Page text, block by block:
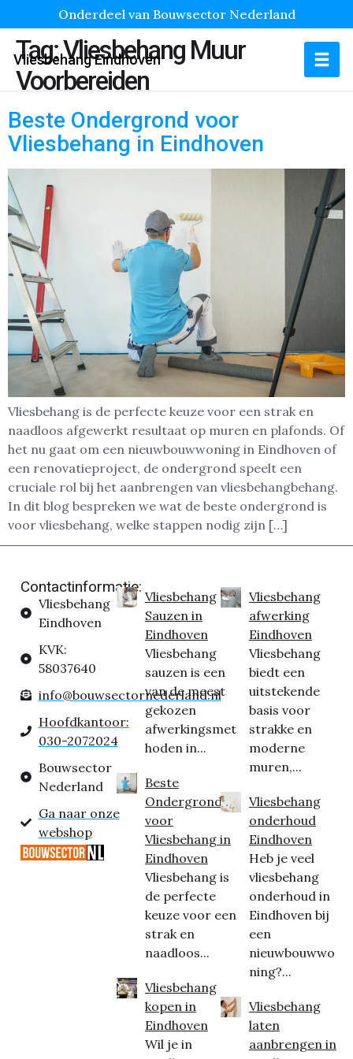
Onderdeel van Bouwsector Nederland
Vliesbehang Eindhoven
Tag:Vliesbehang Muur
Voorbereiden
Beste Ondergrond voor
Vliesbehang in Eindhoven
Vliesbehang is de perfecte keuze voor een strak en
naadloos afgewerkt resultaat op muren en plafonds. Of
het nu gaat om een nieuwbouwwoning in Eindhoven of
een renovatieproject, de ondergrond speelt een
cruciale rol bij het aanbrengen van vliesbehangbehang.
In dit blog bespreken we wat de beste ondergrond is
voor vliesbehang, welke stappen nodig zijn […]
Contactinformatie:
Vliesbehang
Eindhoven
KVK:
58037640
info@bouwsectornederland.nl
Hoofdkantoor:
030-2072024
Bouwsector
Nederland
Ga naar onze
webshop
Vliesbehang
Sauzen in
Eindhoven
Vliesbehang
sauzen is een
van de meest
gekozen
afwerkingsmet
hoden in...
Beste
Ondergrond
voor
Vliesbehang in
Eindhoven
Vliesbehang is
de perfecte
keuze voor een
strak en
naadloos...
Vliesbehang
kopen in
Eindhoven
Wil je in
Vliesbehang
afwerking
Eindhoven
Vliesbehang
biedt een
uitstekende
basis voor
strakke en
moderne
muren,...
Vliesbehang
onderhoud
Eindhoven
Heb je veel
vliesbehang
onderhoud in
Eindhoven bij
een
nieuwbouwwo
ning?...
Vliesbehang
laten
aanbrengen in